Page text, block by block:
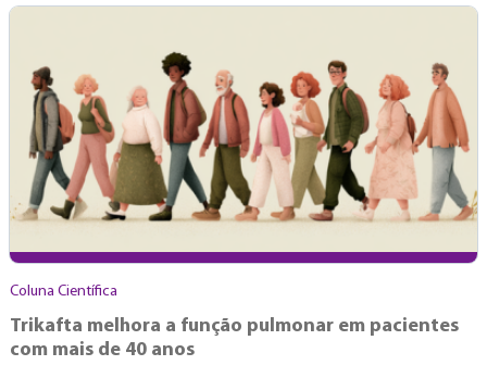
Coluna Científica
Trikafta melhora a função pulmonar em pacientes
com mais de 40 anos